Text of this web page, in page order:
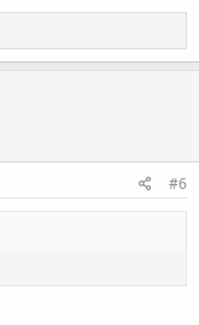
#6